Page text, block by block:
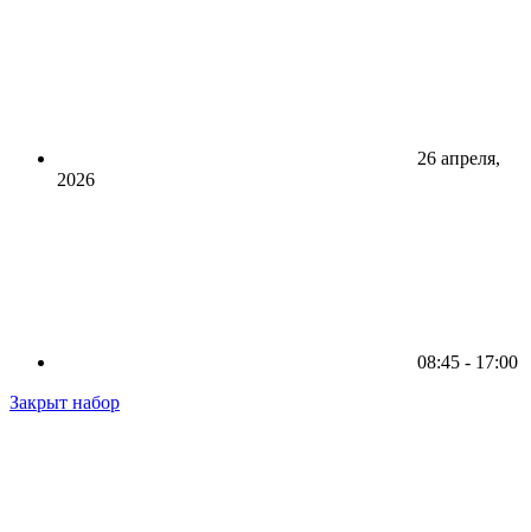
26 апреля,
2026
08:45 - 17:00
Закрыт набор